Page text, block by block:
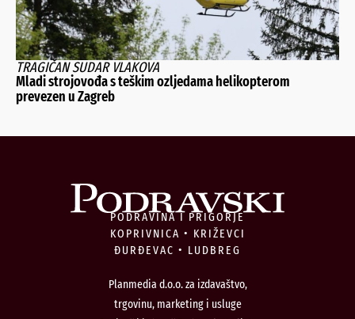
TRAGIČAN SUDAR VLAKOVA
Mladi strojovođa s teškim ozljedama helikopterom
prevezen u Zagreb
PODRAVINA I PRIGORJE
KOPRIVNICA • KRIŽEVCI
ĐURĐEVAC • LUDBREG
Planmedia d.o.o. za izdavaštvo,
trgovinu, marketing i usluge